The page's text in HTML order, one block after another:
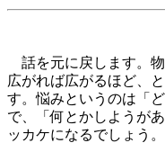
話を元に戻します。
広がれば広がるほど、
す。悩みというのは「
で、「何とかしようが
ッカケになるでしょう